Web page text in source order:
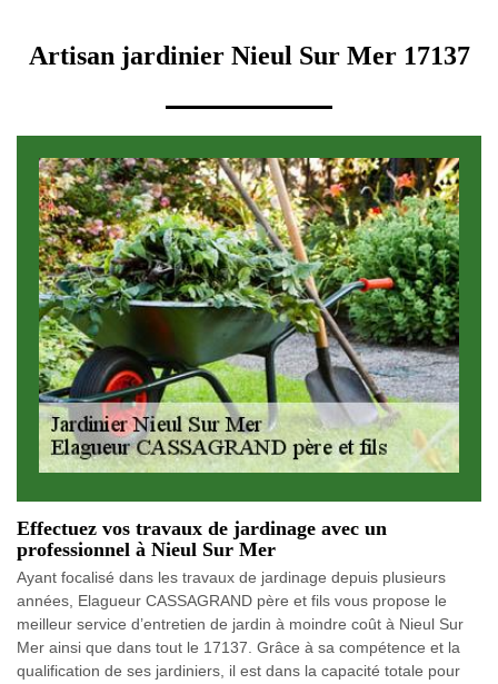
Artisan jardinier Nieul Sur Mer 17137
Effectuez vos travaux de jardinage avec un
professionnel à Nieul Sur Mer
Ayant focalisé dans les travaux de jardinage depuis plusieurs
années, Elagueur CASSAGRAND père et fils vous propose le
meilleur service d’entretien de jardin à moindre coût à Nieul Sur
Mer ainsi que dans tout le 17137. Grâce à sa compétence et la
qualification de ses jardiniers, il est dans la capacité totale pour